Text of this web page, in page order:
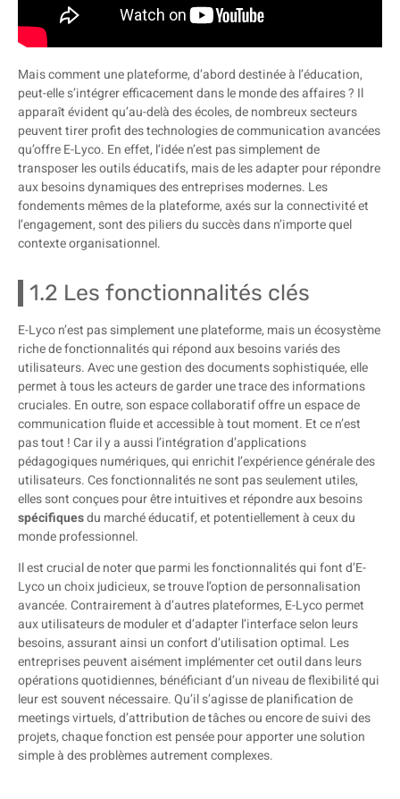
Mais comment une plateforme, d’abord destinée à l’éducation,
peut-elle s’intégrer efficacement dans le monde des affaires ? Il
apparaît évident qu’au-delà des écoles, de nombreux secteurs
peuvent tirer profit des technologies de communication avancées
qu’offre E-Lyco. En effet, l’idée n’est pas simplement de
transposer les outils éducatifs, mais de les adapter pour répondre
aux besoins dynamiques des entreprises modernes. Les
fondements mêmes de la plateforme, axés sur la connectivité et
l’engagement, sont des piliers du succès dans n’importe quel
contexte organisationnel.
1.2 Les fonctionnalités clés
E-Lyco n’est pas simplement une plateforme, mais un écosystème
riche de fonctionnalités qui répond aux besoins variés des
utilisateurs. Avec une gestion des documents sophistiquée, elle
permet à tous les acteurs de garder une trace des informations
cruciales. En outre, son espace collaboratif offre un espace de
communication fluide et accessible à tout moment. Et ce n’est
pas tout ! Car il y a aussi l’intégration d’applications
pédagogiques numériques, qui enrichit l’expérience générale des
utilisateurs. Ces fonctionnalités ne sont pas seulement utiles,
elles sont conçues pour être intuitives et répondre aux besoins
spécifiquesdu marché éducatif, et potentiellement à ceux du
monde professionnel.
Il est crucial de noter que parmi les fonctionnalités qui font d’E-
Lyco un choix judicieux, se trouve l’option de personnalisation
avancée. Contrairement à d’autres plateformes, E-Lyco permet
aux utilisateurs de moduler et d’adapter l’interface selon leurs
besoins, assurant ainsi un confort d’utilisation optimal. Les
entreprises peuvent aisément implémenter cet outil dans leurs
opérations quotidiennes, bénéficiant d’un niveau de flexibilité qui
leur est souvent nécessaire. Qu’il s’agisse de planification de
meetings virtuels, d’attribution de tâches ou encore de suivi des
projets, chaque fonction est pensée pour apporter une solution
simple à des problèmes autrement complexes.